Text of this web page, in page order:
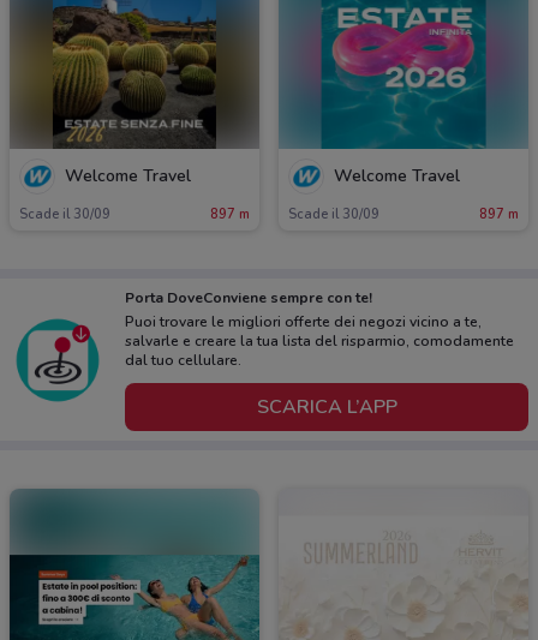
Welcome Travel
Scade il 30/09 897 m
Welcome Travel
Scade il 30/09 897 m
Porta DoveConviene sempre con te!
Puoi trovare le migliori offerte dei negozi vicino a te,
salvarle e creare la tua lista del risparmio, comodamente
dal tuo cellulare.
SCARICA L’APP